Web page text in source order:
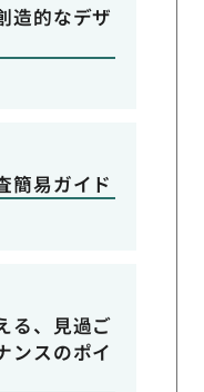
造的なデザ
簡易ガイド
る、見過ご
ンスのポイ